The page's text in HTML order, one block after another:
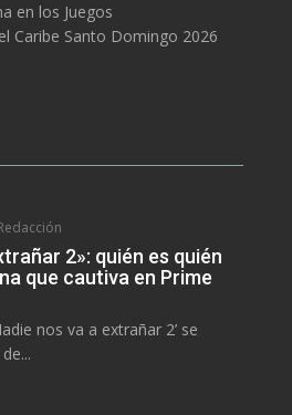
en los Juegos
Caribe Santo Domingo 2026
2»: quién es quién
que cautiva en Prime
nos va a extrañar 2’ se